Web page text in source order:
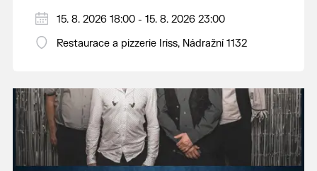
15. 8. 2026 18:00 - 15. 8. 2026 23:00
Restaurace a pizzerie Iriss, Nádražní 1132